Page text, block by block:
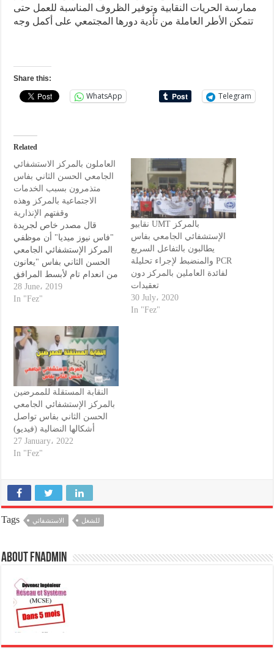
ممارسة الحريات النقابية وتوفير الظروف المناسبة للعمل حتى
تتمكن الأطر العاملة من تأدية دورها المجتمعي على أكمل وجه
Share this:
WhatsApp Telegram
Related
العاملون بالمركز الاستشفائي
الجامعي الحسن الثاني بفاس
متذمرون بسبب الخدمات
الاجتماعية بالمركز وهذه
وقفتهم الإنذارية
قال مصدر خاص لجريدة
"فاس نيوز ميديا" أن موظفي
المركز الإستشفائي الجامعي
الحسن الثاني بفاس "يعانون
من انعدام تام لأبسط المرافق
الاجتماعية بالمركز المذكور
،دون أن تلتفت الادارة إلى هذا
المنضوية تحت لواء الاتحاد
الوطني للشغل بالمغرب،
بالمركز الاستشفائي الجامعي
الحسن الثاني…
28 June، 2019
In "Fez"
نقابيو UMT بالمركز
الإستشفائي الجامعي بفاس
يطالبون بالتفاعل السريع
والمنضبط لإجراء تحليلة PCR
لفائدة العاملين بالمركز دون
تعقيدات
30 July، 2020
In "Fez"
النقابة المستقلة للممرضين
بالمركز الإستشفائي الجامعي
الحسن الثاني بفاس تواصل
أشكالها النضالية (فيديو)
27 January، 2022
In "Fez"
Tags الاستشفائي للشغل
About fnadmin